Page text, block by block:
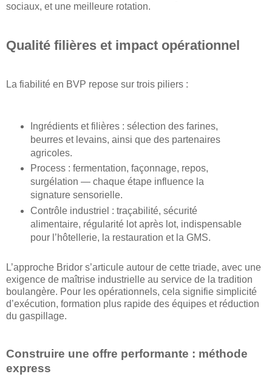
sociaux, et une meilleure rotation.
Qualité filières et impact opérationnel
La fiabilité en BVP repose sur trois piliers :
Ingrédients et filières : sélection des farines,
beurres et levains, ainsi que des partenaires
agricoles.
Process : fermentation, façonnage, repos,
surgélation — chaque étape influence la
signature sensorielle.
Contrôle industriel : traçabilité, sécurité
alimentaire, régularité lot après lot, indispensable
pour l’hôtellerie, la restauration et la GMS.
L’approche Bridor s’articule autour de cette triade, avec une
exigence de maîtrise industrielle au service de la tradition
boulangère. Pour les opérationnels, cela signifie simplicité
d’exécution, formation plus rapide des équipes et réduction
du gaspillage.
Construire une offre performante : méthode
express